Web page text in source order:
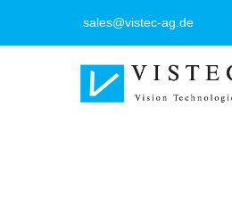
sales@vistec-ag.de